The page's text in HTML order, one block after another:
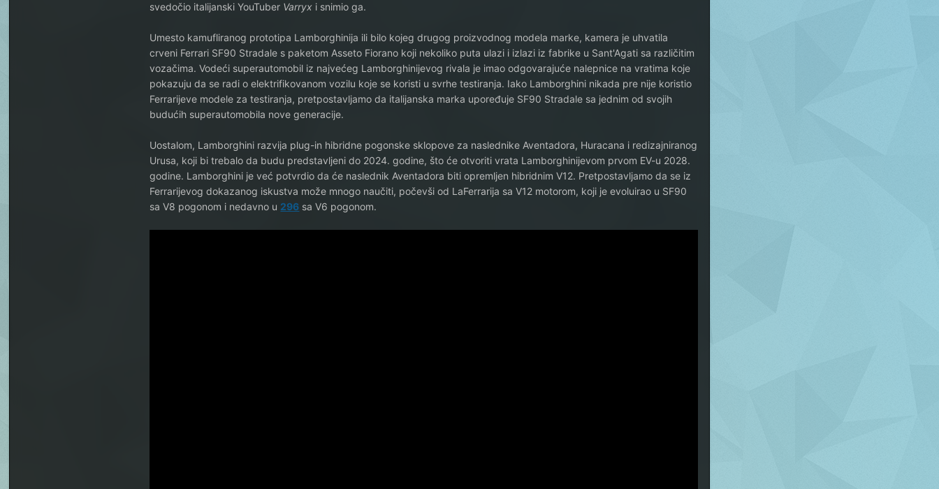
svedočio italijanski YouTuber Varryx i snimio ga.
Umesto kamufliranog prototipa Lamborghinija ili bilo kojeg drugog proizvodnog modela marke, kamera je uhvatila
crveni Ferrari SF90 Stradale s paketom Asseto Fiorano koji nekoliko puta ulazi i izlazi iz fabrike u Sant'Agati sa različitim
vozačima. Vodeći superautomobil iz najvećeg Lamborghinijevog rivala je imao odgovarajuće nalepnice na vratima koje
pokazuju da se radi o elektrifikovanom vozilu koje se koristi u svrhe testiranja. Iako Lamborghini nikada pre nije koristio
Ferrarijeve modele za testiranja, pretpostavljamo da italijanska marka upoređuje SF90 Stradale sa jednim od svojih
budućih superautomobila nove generacije.
Uostalom, Lamborghini razvija plug-in hibridne pogonske sklopove za naslednike Aventadora, Huracana i redizajniranog
Urusa, koji bi trebalo da budu predstavljeni do 2024. godine, što će otvoriti vrata Lamborghinijevom prvom EV-u 2028.
godine. Lamborghini je već potvrdio da će naslednik Aventadora biti opremljen hibridnim V12. Pretpostavljamo da se iz
Ferrarijevog dokazanog iskustva može mnogo naučiti, počevši od LaFerrarija sa V12 motorom, koji je evoluirao u SF90
sa V8 pogonom i nedavno u 296 sa V6 pogonom.